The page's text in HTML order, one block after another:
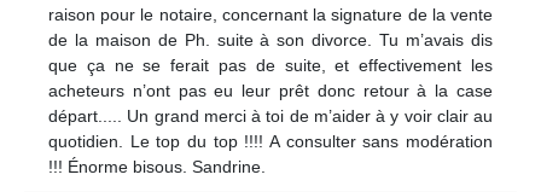
raison pour le notaire, concernant la signature de la vente
de la maison de Ph. suite à son divorce. Tu m’avais dis
que ça ne se ferait pas de suite, et effectivement les
acheteurs n’ont pas eu leur prêt donc retour à la case
départ..... Un grand merci à toi de m’aider à y voir clair au
quotidien. Le top du top !!!! A consulter sans modération
!!! Énorme bisous. Sandrine.